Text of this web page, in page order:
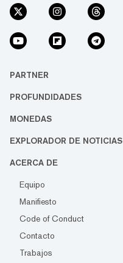
PARTNER
PROFUNDIDADES
MONEDAS
EXPLORADOR DE NOTICIAS
ACERCA DE
Equipo
Manifiesto
Code of Conduct
Contacto
Trabajos